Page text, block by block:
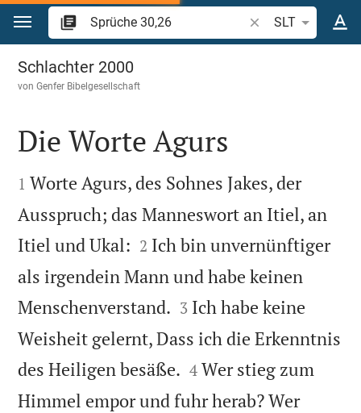
Zum Inhalt springen
Bibelstelle oder
SLT
Sprüche 30
Schlachter 2000
vonGenfer Bibelgesellschaft

Die Worte Agurs

1 Worte Agurs, des Sohnes Jakes, der
Ausspruch; das Manneswort an Itiel, an
Itiel und Ukal: 

2 Ich bin unvernünftiger
als irgendein Mann und habe keinen
Menschenverstand. 

3 Ich habe keine
Weisheit gelernt, Dass ich die Erkenntnis
des Heiligen besäße. 

4 Wer stieg zum
Himmel empor und fuhr herab? Wer